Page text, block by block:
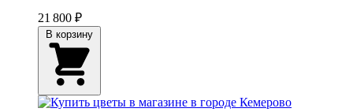
21 800 ₽